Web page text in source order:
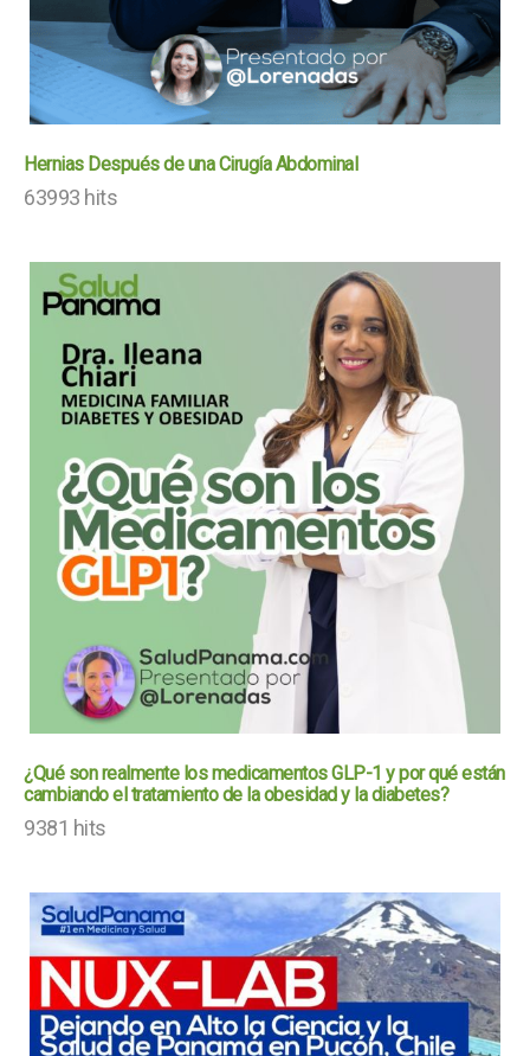
Hernias Después de una Cirugía Abdominal
63993 hits
¿Qué son realmente los medicamentos GLP-1 y por qué están
cambiando el tratamiento de la obesidad y la diabetes?
9381 hits